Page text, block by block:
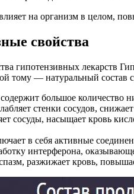
на организм в целом,
свойства
гипотензивных лекарств
тому — натуральный состав
большое количество
стенки сосудов,
сосуды, насыщает кровь
в себя активные
интерферона,
разжижает кровь,